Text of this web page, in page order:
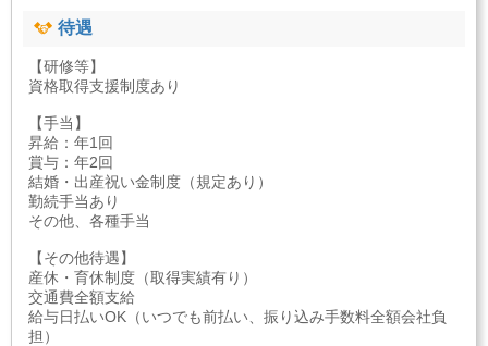
待遇
【研修等】
資格取得支援制度あり
【手当】
昇給：年1回
賞与：年2回
結婚・出産祝い金制度（規定あり）
勤続手当あり
その他、各種手当
【その他待遇】
産休・育休制度（取得実績有り）
交通費全額支給
給与日払いOK（いつでも前払い、振り込み手数料全額会社負
担）